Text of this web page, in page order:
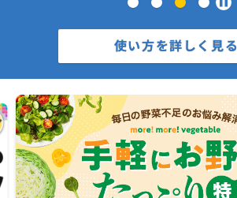
使い方を詳しく見る
いま注目の特集・キャンペーン